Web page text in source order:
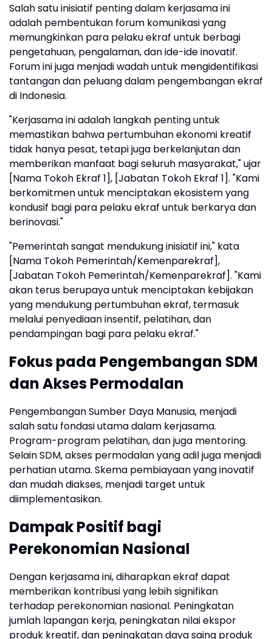
Salah satu inisiatif penting dalam kerjasama ini
adalah pembentukan forum komunikasi yang
memungkinkan para pelaku ekraf untuk berbagi
pengetahuan, pengalaman, dan ide-ide inovatif.
Forum ini juga menjadi wadah untuk mengidentifikasi
tantangan dan peluang dalam pengembangan ekraf
di Indonesia.
"Kerjasama ini adalah langkah penting untuk
memastikan bahwa pertumbuhan ekonomi kreatif
tidak hanya pesat, tetapi juga berkelanjutan dan
memberikan manfaat bagi seluruh masyarakat," ujar
[Nama Tokoh Ekraf 1], [Jabatan Tokoh Ekraf 1]. "Kami
berkomitmen untuk menciptakan ekosistem yang
kondusif bagi para pelaku ekraf untuk berkarya dan
berinovasi."
"Pemerintah sangat mendukung inisiatif ini," kata
[Nama Tokoh Pemerintah/Kemenparekraf],
[Jabatan Tokoh Pemerintah/Kemenparekraf]. "Kami
akan terus berupaya untuk menciptakan kebijakan
yang mendukung pertumbuhan ekraf, termasuk
melalui penyediaan insentif, pelatihan, dan
pendampingan bagi para pelaku ekraf."
Fokus pada Pengembangan SDM
dan Akses Permodalan
Pengembangan Sumber Daya Manusia, menjadi
salah satu fondasi utama dalam kerjasama.
Program-program pelatihan, dan juga mentoring.
Selain SDM, akses permodalan yang adil juga menjadi
perhatian utama. Skema pembiayaan yang inovatif
dan mudah diakses, menjadi target untuk
diimplementasikan.
Dampak Positif bagi
Perekonomian Nasional
Dengan kerjasama ini, diharapkan ekraf dapat
memberikan kontribusi yang lebih signifikan
terhadap perekonomian nasional. Peningkatan
jumlah lapangan kerja, peningkatan nilai ekspor
produk kreatif, dan peningkatan daya saing produk